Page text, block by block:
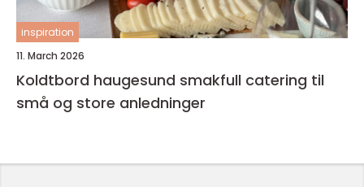
inspiration
11. March 2026
Koldtbord haugesund smakfull catering til
små og store anledninger